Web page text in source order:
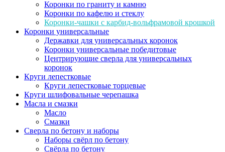
Коронки по граниту и камню
Коронки по кафелю и стеклу
Коронки-чашки с карбид-вольфрамовой крошкой
Коронки универсальные
Державки для универсальных коронок
Коронки универсальные победитовые
Центрирующие сверла для универсальных
коронок
Круги лепестковые
Круги лепестковые торцевые
Круги шлифовальные черепашка
Масла и смазки
Масло
Смазки
Сверла по бетону и наборы
Наборы свёрл по бетону
Свёрла по бетону